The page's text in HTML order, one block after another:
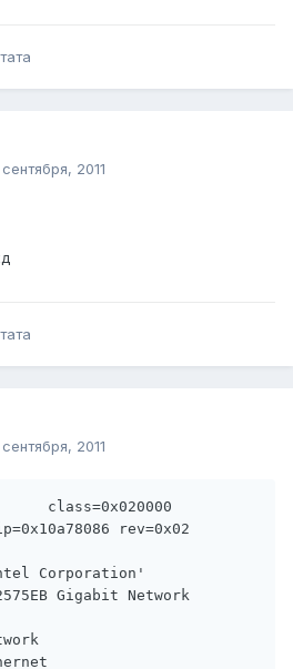
2011
2011
class=0x020000
rev=0x02